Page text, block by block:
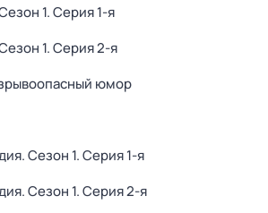
1. Серия 1-я
1. Серия 2-я
юмор
. Сезон 1. Серия 1-я
. Сезон 1. Серия 2-я